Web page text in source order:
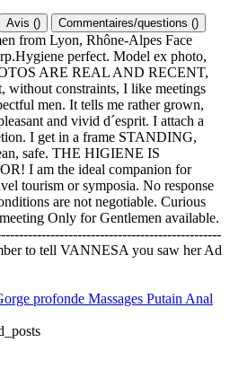
Avis () Commentaires/questions ()
from Lyon, Rhône-Alpes Face
perfect. Model ex photo,
ARE REAL AND RECENT,
without constraints, I like meetings
men. It tells me rather grown,
and vivid d´esprit. I attach a
I get in a frame STANDING,
safe. THE HIGIENE IS
I am the ideal companion for
tourism or symposia. No response
are not negotiable. Curious
Only for Gentlemen available.
to tell VANNESA you saw her Ad
profonde Massages Putain Anal